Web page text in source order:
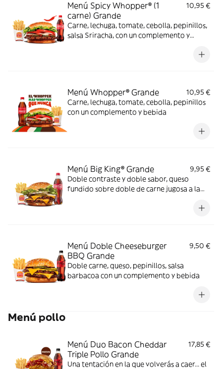
Menú Spicy Whopper® (1
carne) Grande
10,95 €
Carne, lechuga, tomate, cebolla, pepinillos,
salsa Sriracha, con un complemento y
Menú Whopper® Grande
10,95 €
Carne, lechuga, tomate, cebolla, pepinillos
con un complemento y bebida
Menú Big King® Grande
9,95 €
Doble contraste y doble sabor, queso
fundido sobre doble de carne jugosa a la
bañados en exquisita salsa Big King entre
Menú Doble Cheeseburger
BBQ Grande
9,50 €
Doble carne, queso, pepinillos, salsa
barbacoa con un complemento y bebida
Menú pollo
Menú Duo Bacon Cheddar
Triple Pollo Grande
17,85 €
Una tentación en la que volverás a caer... el